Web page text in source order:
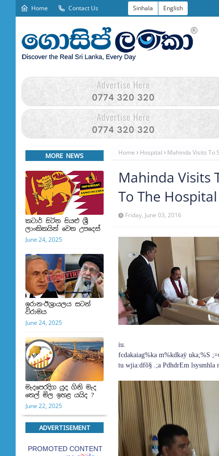
Home Contact Us Sinhala English
MORE NEWS
කටාර් සිටින සියළු ශ්‍රී
ලාංකිකයින් වෙත උපදෙස්
June 24, 2025
ඉරාන-ඊශ්‍රායලය සටන්
විරාමය
June 24, 2025
මැදපෙරදිග යුද ගිනි මැද
තෙල් මිල ඉහළ යයිද ?
June 22, 2025
ADVERTISEMENT
Home Hospital Mahinda Visits To
Mahinda Visits
To The Hospital
Friday, June 03, 2016
iu.
fcdakaiag%ka m%kdkaÿ uka;%S
tu wjia:dfõ§ .;a PdhdrEm lsysmhla